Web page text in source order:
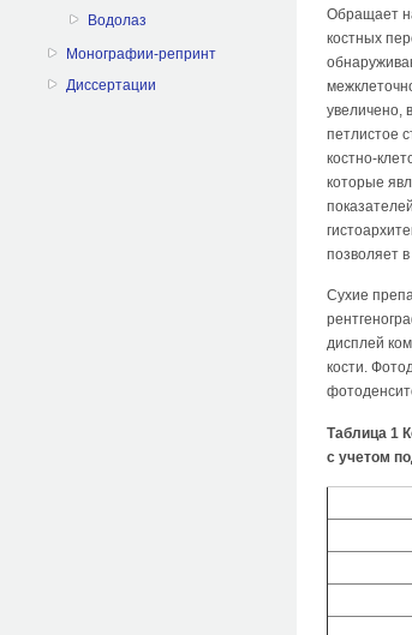
Водолаз
Монографии-репринт
Диссертации
Обращает
костных
увеличено,
петлистое
костно-
которые
позволяет
Сухие
дисплей
кости.
Таблица 1
с учетом